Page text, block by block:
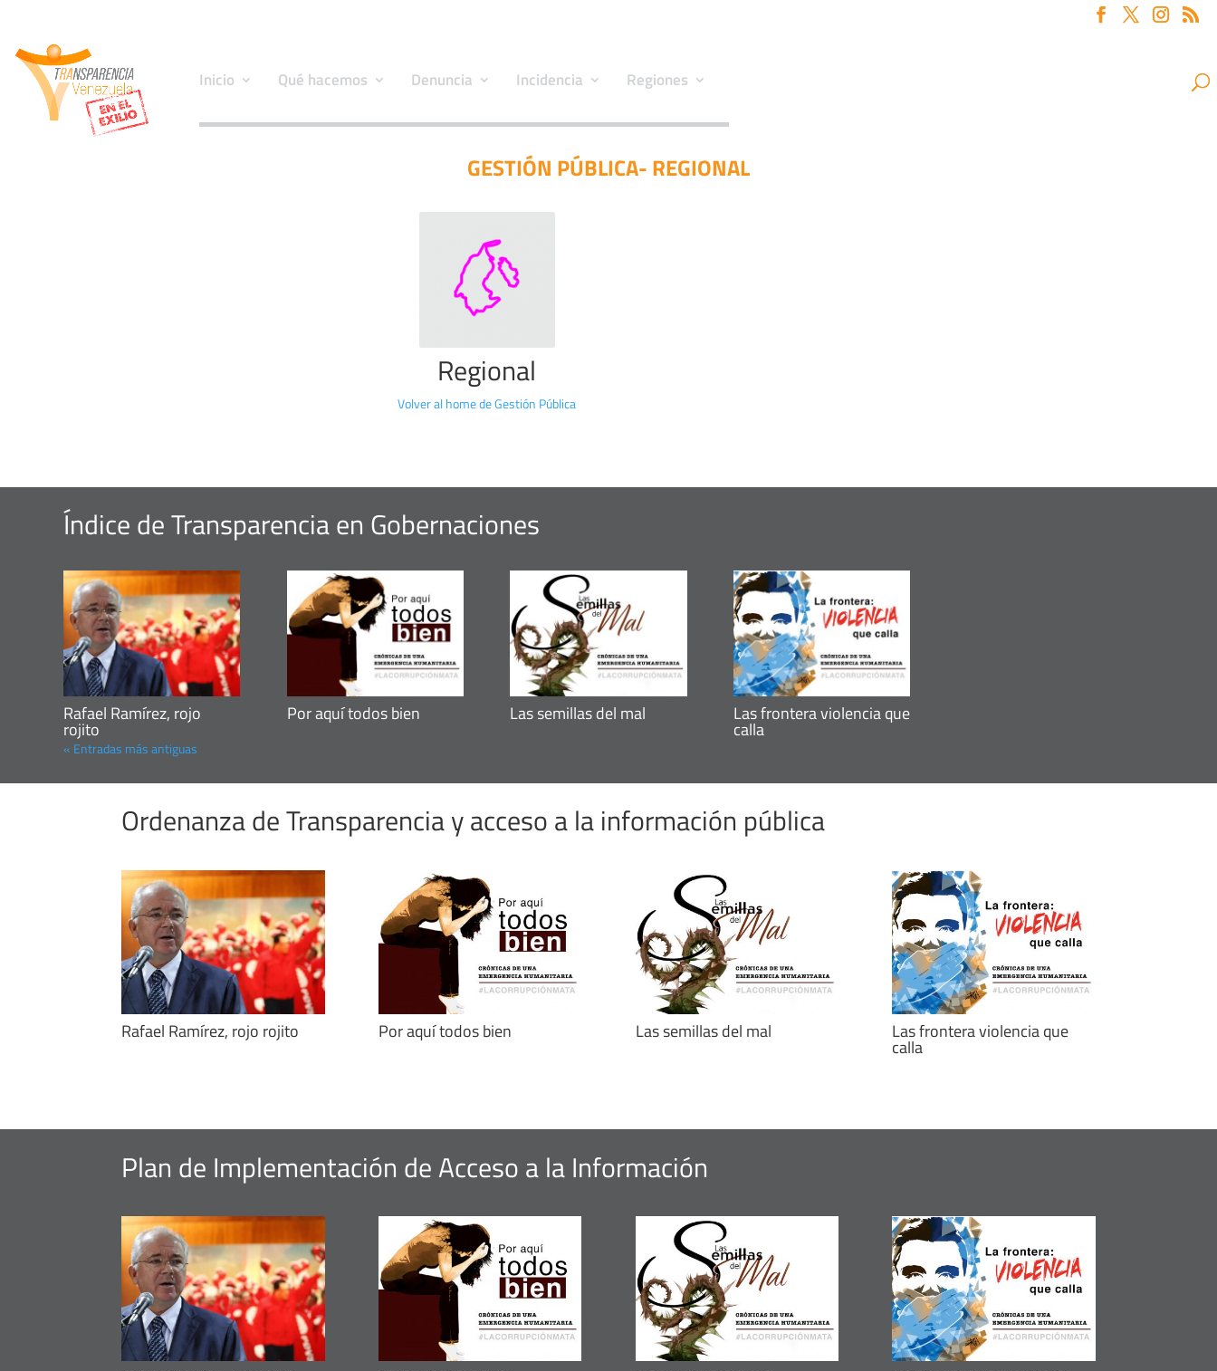
Inicio Qué hacemos Denuncia Incidencia Regiones
GESTIÓN PÚBLICA- REGIONAL
Regional
Volver al home de Gestión Pública
Índice de Transparencia en Gobernaciones
Rafael Ramírez, rojo
rojito
Por aquí todos bien Las semillas del mal Las frontera violencia que
calla
« Entradas más antiguas
Ordenanza de Transparencia y acceso a la información pública
Rafael Ramírez, rojo rojito Por aquí todos bien Las semillas del mal Las frontera violencia que
calla
Plan de Implementación de Acceso a la Información